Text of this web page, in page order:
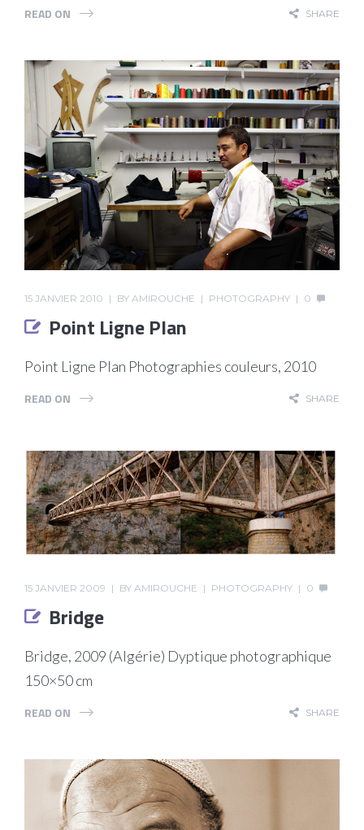
READ ON SHARE
15 JANVIER 2010 BY AMIROUCHE PHOTOGRAPHY 0
Point Ligne Plan
Point Ligne Plan Photographies couleurs, 2010
READ ON SHARE
15 JANVIER 2009 BY AMIROUCHE PHOTOGRAPHY 0
Bridge
Bridge, 2009 (Algérie) Dyptique photographique
150×50 cm
READ ON SHARE